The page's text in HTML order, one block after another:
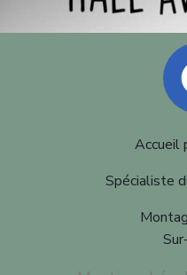
Accueil
Spécialiste